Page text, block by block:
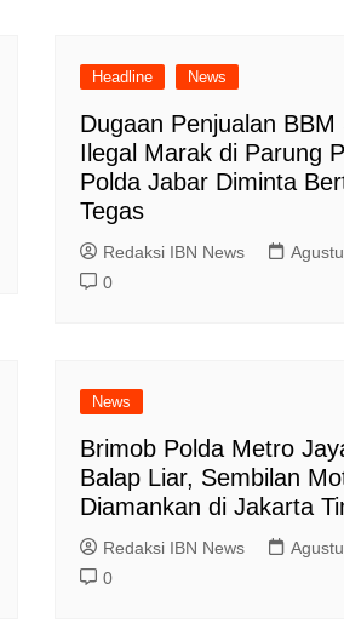
Headline News
Dugaan Penjualan BBM
Ilegal Marak di Parung
Polda Jabar Diminta
Tegas
Redaksi IBN News
0
News
Brimob Polda Metro
Balap Liar, Sembilan
Diamankan di Jakarta
Redaksi IBN News
0